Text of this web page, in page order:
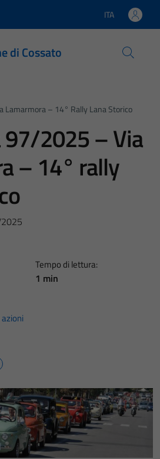
Lingua attiva:
ITA
di Cossato
Lamarmora – 14° Rally Lana Storico
97/2025 – Via
– 14° rally
Tempo di lettura:
1 min